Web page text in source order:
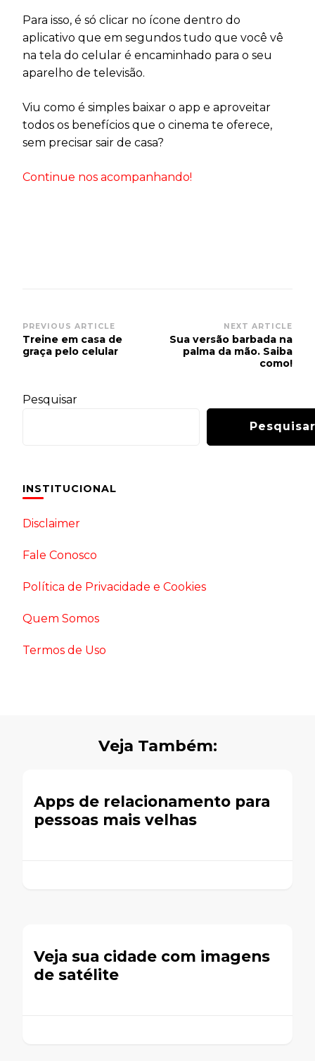
Para isso, é só clicar no ícone dentro do
aplicativo que em segundos tudo que você vê
na tela do celular é encaminhado para o seu
aparelho de televisão.
Viu como é simples baixar o app e aproveitar
todos os benefícios que o cinema te oferece,
sem precisar sair de casa?
Continue nos acompanhando!
Post
Navigation
PREVIOUS ARTICLE
Treine em casa de
graça pelo celular
NEXT ARTICLE
Sua versão barbada na
palma da mão. Saiba
como!
Pesquisar
Pesquisar
INSTITUCIONAL
Disclaimer
Fale Conosco
Política de Privacidade e Cookies
Quem Somos
Termos de Uso
Veja Também:
Apps de relacionamento para
pessoas mais velhas
Veja sua cidade com imagens
de satélite